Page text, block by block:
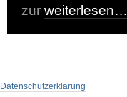
zur weiterlesen…
Datenschutzerklärung